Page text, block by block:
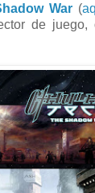
War (
de juego,